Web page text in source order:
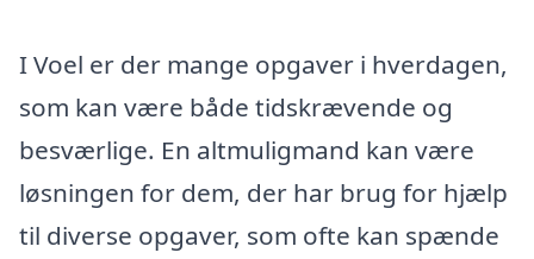
I Voel er der mange opgaver i hverdagen,
som kan være både tidskrævende og
besværlige. En altmuligmand kan være
løsningen for dem, der har brug for hjælp
til diverse opgaver, som ofte kan spænde